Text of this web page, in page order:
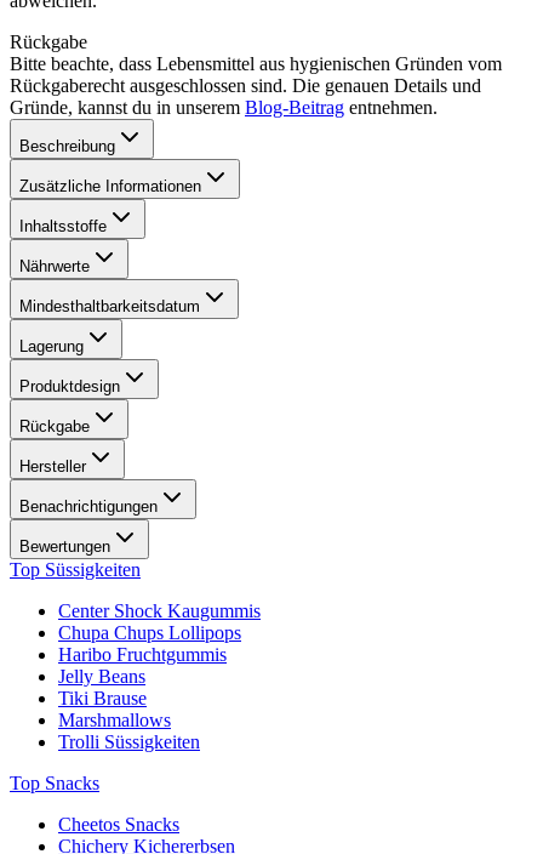
Rückgabe
Bitte beachte, dass Lebensmittel aus hygienischen Gründen vom
Rückgaberecht ausgeschlossen sind. Die genauen Details und
Gründe, kannst du in unserem Blog-Beitrag entnehmen.
Beschreibung
Zusätzliche Informationen
Inhaltsstoffe
Nährwerte
Mindesthaltbarkeitsdatum
Lagerung
Produktdesign
Rückgabe
Hersteller
Benachrichtigungen
Bewertungen
Top Süssigkeiten
Center Shock Kaugummis
Chupa Chups Lollipops
Haribo Fruchtgummis
Jelly Beans
Tiki Brause
Marshmallows
Trolli Süssigkeiten
Top Snacks
Cheetos Snacks
Chichery Kichererbsen